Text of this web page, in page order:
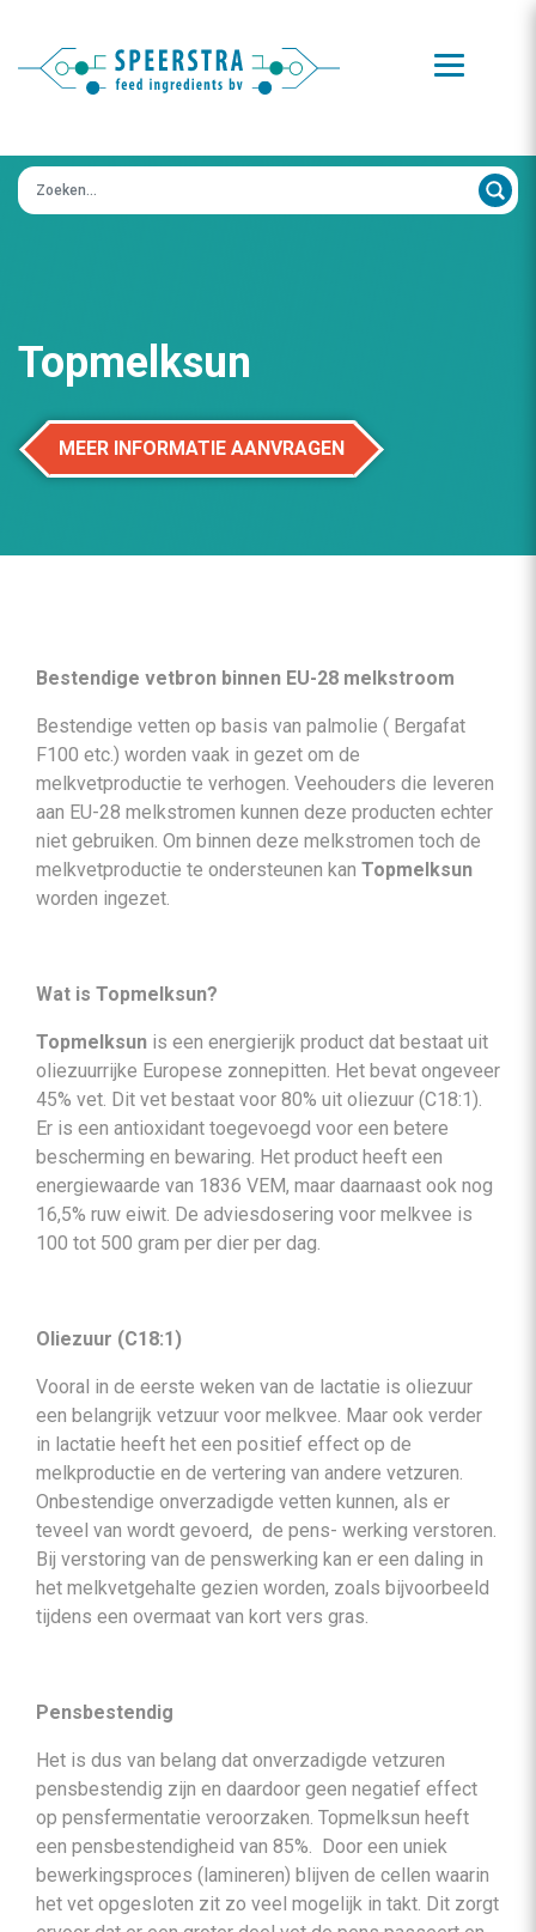
Zoeken op:
Topmelksun
MEER INFORMATIE AANVRAGEN
Bestendige vetbron binnen EU-28 melkstroom
Bestendige vetten op basis van palmolie ( Bergafat
F100 etc.) worden vaak in gezet om de
melkvetproductie te verhogen. Veehouders die leveren
aan EU-28 melkstromen kunnen deze producten echter
niet gebruiken. Om binnen deze melkstromen toch de
melkvetproductie te ondersteunen kan Topmelksun
worden ingezet.
Wat is Topmelksun?
Topmelksun is een energierijk product dat bestaat uit
oliezuurrijke Europese zonnepitten. Het bevat ongeveer
45% vet. Dit vet bestaat voor 80% uit oliezuur (C18:1).
Er is een antioxidant toegevoegd voor een betere
bescherming en bewaring. Het product heeft een
energiewaarde van 1836 VEM, maar daarnaast ook nog
16,5% ruw eiwit. De adviesdosering voor melkvee is
100 tot 500 gram per dier per dag.
Oliezuur (C18:1)
Vooral in de eerste weken van de lactatie is oliezuur
een belangrijk vetzuur voor melkvee. Maar ook verder
in lactatie heeft het een positief effect op de
melkproductie en de vertering van andere vetzuren.
Onbestendige onverzadigde vetten kunnen, als er
teveel van wordt gevoerd, de pens- werking verstoren.
Bij verstoring van de penswerking kan er een daling in
het melkvetgehalte gezien worden, zoals bijvoorbeeld
tijdens een overmaat van kort vers gras.
Pensbestendig
Het is dus van belang dat onverzadigde vetzuren
pensbestendig zijn en daardoor geen negatief effect
op pensfermentatie veroorzaken. Topmelksun heeft
een pensbestendigheid van 85%. Door een uniek
bewerkingsproces (lamineren) blijven de cellen waarin
het vet opgesloten zit zo veel mogelijk in takt. Dit zorgt